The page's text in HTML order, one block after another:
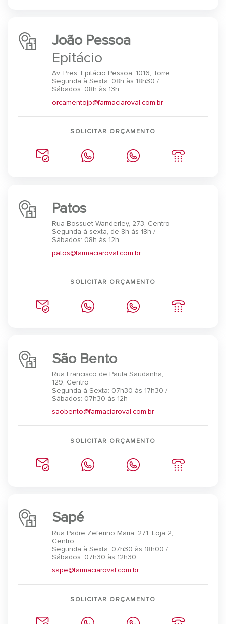
João Pessoa
Epitácio
Av. Pres. Epitácio Pessoa, 1016, Torre
Segunda à Sexta: 08h às 18h30 /
Sábados: 08h às 13h
orcamentojp@farmaciaroval.com.br
SOLICITAR ORÇAMENTO
Patos
Rua Bossuet Wanderley, 273, Centro
Segunda à sexta, de 8h às 18h /
Sábados: 08h às 12h
patos@farmaciaroval.com.br
SOLICITAR ORÇAMENTO
São Bento
Rua Francisco de Paula Saudanha,
129, Centro
Segunda à Sexta: 07h30 às 17h30 /
Sábados: 07h30 às 12h
saobento@farmaciaroval.com.br
SOLICITAR ORÇAMENTO
Sapé
Rua Padre Zeferino Maria, 271, Loja 2,
Centro
Segunda à Sexta: 07h30 às 18h00 /
Sábados: 07h30 às 12h30
sape@farmaciaroval.com.br
SOLICITAR ORÇAMENTO